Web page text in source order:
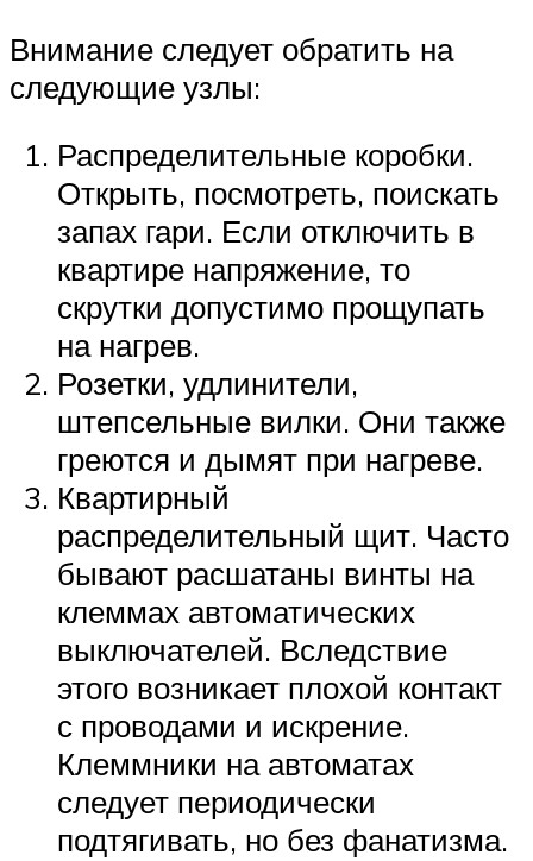
Внимание следует обратить на
следующие узлы:
Распределительные коробки.
Открыть, посмотреть, поискать
запах гари. Если отключить в
квартире напряжение, то
скрутки допустимо прощупать
на нагрев.
Розетки, удлинители,
штепсельные вилки. Они также
греются и дымят при нагреве.
Квартирный
распределительный щит. Часто
бывают расшатаны винты на
клеммах автоматических
выключателей. Вследствие
этого возникает плохой контакт
с проводами и искрение.
Клеммники на автоматах
следует периодически
подтягивать, но без фанатизма.